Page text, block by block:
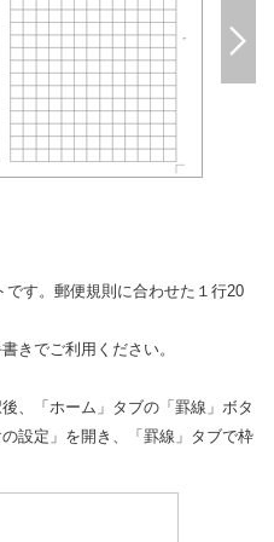
す。郵便規則に合わせた１行20
きでご利用ください。
、「ホーム」タブの「罫線」ボタ
設定」を開き、「罫線」タブで枠